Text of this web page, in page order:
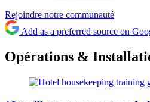
Rejoindre notre communauté
Add as a preferred source on
Opérations &